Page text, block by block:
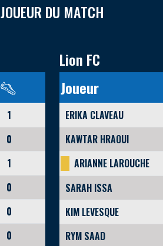
JOUEUR DU MATCH
1
0
1
0
0
0
Lion FC
Joueur
ERIKA CLAVEAU
KAWTAR HRAOUI
ARIANNE LAROUCHE
SARAH ISSA
KIM LEVESQUE
RYM SAAD